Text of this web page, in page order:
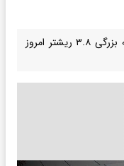
بر اساس گزارش‌های اولیه، زمین‌لرزه‌ای به بزرگی ۳.۸ ریشتر امروز